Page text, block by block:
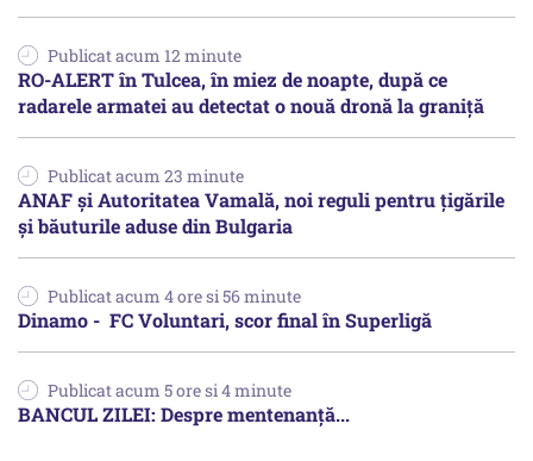
Publicat acum 12 minute
RO-ALERT în Tulcea, în miez de noapte, după ce
radarele armatei au detectat o nouă dronă la graniță
Publicat acum 23 minute
ANAF și Autoritatea Vamală, noi reguli pentru țigările
și băuturile aduse din Bulgaria
Publicat acum 4 ore si 56 minute
Dinamo - FC Voluntari, scor final în Superligă
Publicat acum 5 ore si 4 minute
BANCUL ZILEI: Despre mentenanță...